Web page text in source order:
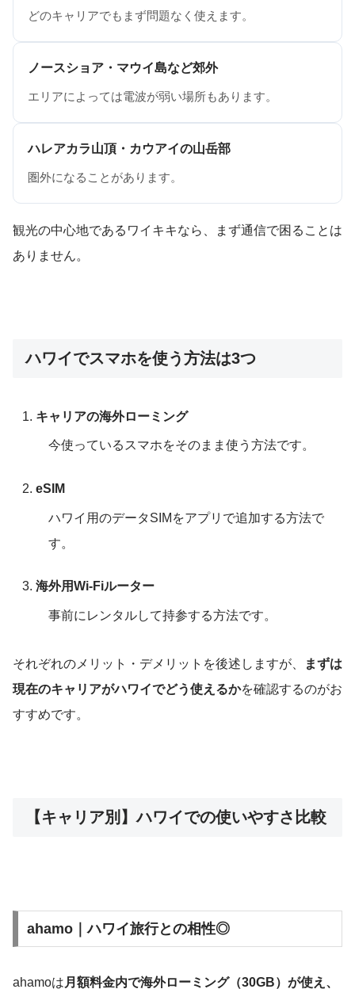
どのキャリアでもまず問題なく使えます。
ノースショア・マウイ島など郊外
エリアによっては電波が弱い場所もあります。
ハレアカラ山頂・カウアイの山岳部
圏外になることがあります。
観光の中心地であるワイキキなら、まず通信で困ることは
ありません。
ハワイでスマホを使う方法は3つ
キャリアの海外ローミング
今使っているスマホをそのまま使う方法です。
eSIM
ハワイ用のデータSIMをアプリで追加する方法で
す。
海外用Wi-Fiルーター
事前にレンタルして持参する方法です。
それぞれのメリット・デメリットを後述しますが、
まずは
現在のキャリアがハワイでどう使えるかを確認するのがお
すすめです。
【キャリア別】ハワイでの使いやすさ比較
ahamo｜ハワイ旅行との相性◎
ahamoは 月額料金内で海外ローミング（30GB）が使え、